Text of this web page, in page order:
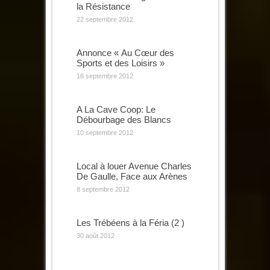
la Résistance
22 septembre 2012
Annonce « Au Cœur des
Sports et des Loisirs »
16 septembre 2012
A La Cave Coop: Le
Débourbage des Blancs
10 septembre 2012
Local à louer Avenue Charles
De Gaulle, Face aux Arènes
8 septembre 2012
Les Trébéens à la Féria (2 )
30 août 2012